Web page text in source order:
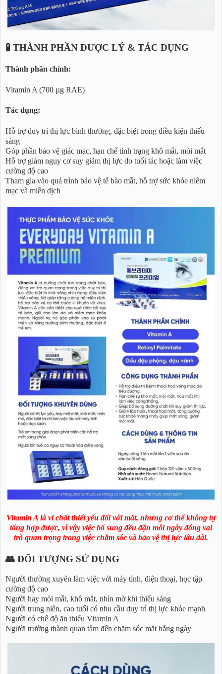
🧪 THÀNH PHẦN DƯỢC LÝ & TÁC DỤNG
Thành phần chính:
Vitamin A (700 µg RAE)
Tác dụng:
Hỗ trợ duy trì thị lực bình thường, đặc biệt trong điều kiện thiếu
sáng
Góp phần bảo vệ giác mạc, hạn chế tình trạng khô mắt, mỏi mắt
Hỗ trợ giảm nguy cơ suy giảm thị lực do tuổi tác hoặc làm việc
cường độ cao
Tham gia vào quá trình bảo vệ tế bào mắt, hỗ trợ sức khỏe niêm
mạc và miễn dịch
Vitamin A là vi chất thiết yếu đối với mắt, nhưng cơ thể không tự
tổng hợp được, vì vậy việc bổ sung đều đặn mỗi ngày đóng vai
trò quan trọng trong việc chăm sóc và bảo vệ thị lực lâu dài.
👥 ĐỐI TƯỢNG SỬ DỤNG
Người thường xuyên làm việc với máy tính, điện thoại, học tập
cường độ cao
Người hay mỏi mắt, khô mắt, nhìn mờ khi thiếu sáng
Người trung niên, cao tuổi có nhu cầu duy trì thị lực khỏe mạnh
Người có chế độ ăn thiếu Vitamin A
Người trưởng thành quan tâm đến chăm sóc mắt hằng ngày